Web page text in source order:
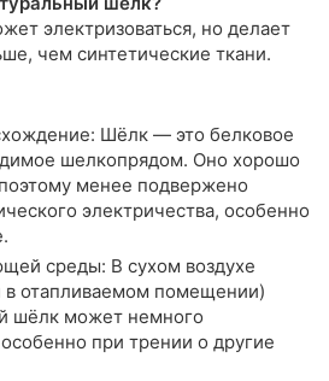
электризоваться, но делает
чем синтетические ткани.
Шёлк — это белковое
шелкопрядом. Оно хорошо
менее подвержено
электричества, особенно
среды: В сухом воздухе
в отапливаемом помещении)
шёлк может немного
при трении о другие